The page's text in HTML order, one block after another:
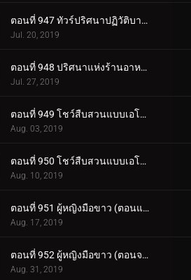
ตอนที่ 947 ทัวร์ปริศนาปฏิวัติบาคุมัตสึ (ภาคฮากิ)
Jul. 20, 2019
ตอนที่ 948 ปริศนาแห่งร้านอาหารชื่อดัง
Jul. 27, 2019
ตอนที่ 949 โชว์สืบสวนแบบเอโดะข้างบ้าน (ตอนแรก)
Aug. 03, 2019
ตอนที่ 950 โชว์สืบสวนแบบเอโดะข้างบ้าน (ตอนจบ)
Aug. 10, 2019
ตอนที่ 951 ผู้หญิงมือขาว (ตอนแรก)
Aug. 17, 2019
ตอนที่ 952 ผู้หญิงมือขาว (ตอนจบ)
Aug. 31, 2019